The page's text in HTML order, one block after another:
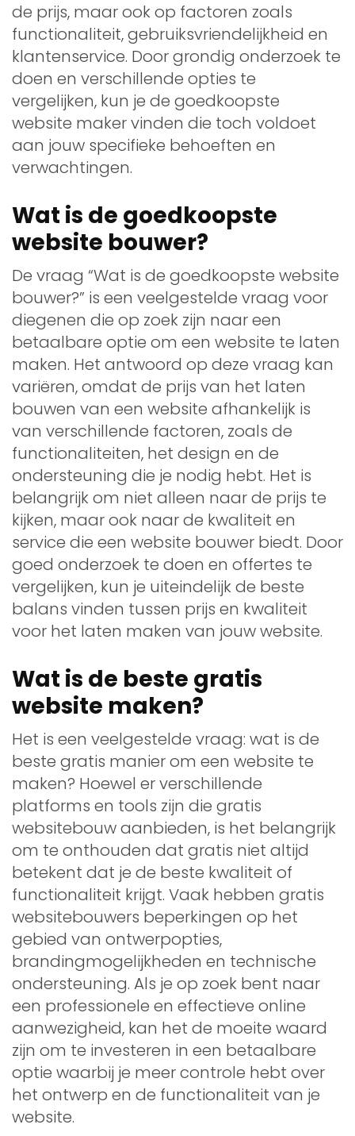
de prijs, maar ook op factoren zoals
functionaliteit, gebruiksvriendelijkheid en
klantenservice. Door grondig onderzoek te
doen en verschillende opties te
vergelijken, kun je de goedkoopste
website maker vinden die toch voldoet
aan jouw specifieke behoeften en
verwachtingen.
Wat is de goedkoopste
website bouwer?
De vraag “Wat is de goedkoopste website
bouwer?” is een veelgestelde vraag voor
diegenen die op zoek zijn naar een
betaalbare optie om een website te laten
maken. Het antwoord op deze vraag kan
variëren, omdat de prijs van het laten
bouwen van een website afhankelijk is
van verschillende factoren, zoals de
functionaliteiten, het design en de
ondersteuning die je nodig hebt. Het is
belangrijk om niet alleen naar de prijs te
kijken, maar ook naar de kwaliteit en
service die een website bouwer biedt. Door
goed onderzoek te doen en offertes te
vergelijken, kun je uiteindelijk de beste
balans vinden tussen prijs en kwaliteit
voor het laten maken van jouw website.
Wat is de beste gratis
website maken?
Het is een veelgestelde vraag: wat is de
beste gratis manier om een website te
maken? Hoewel er verschillende
platforms en tools zijn die gratis
websitebouw aanbieden, is het belangrijk
om te onthouden dat gratis niet altijd
betekent dat je de beste kwaliteit of
functionaliteit krijgt. Vaak hebben gratis
websitebouwers beperkingen op het
gebied van ontwerpopties,
brandingmogelijkheden en technische
ondersteuning. Als je op zoek bent naar
een professionele en effectieve online
aanwezigheid, kan het de moeite waard
zijn om te investeren in een betaalbare
optie waarbij je meer controle hebt over
het ontwerp en de functionaliteit van je
website.